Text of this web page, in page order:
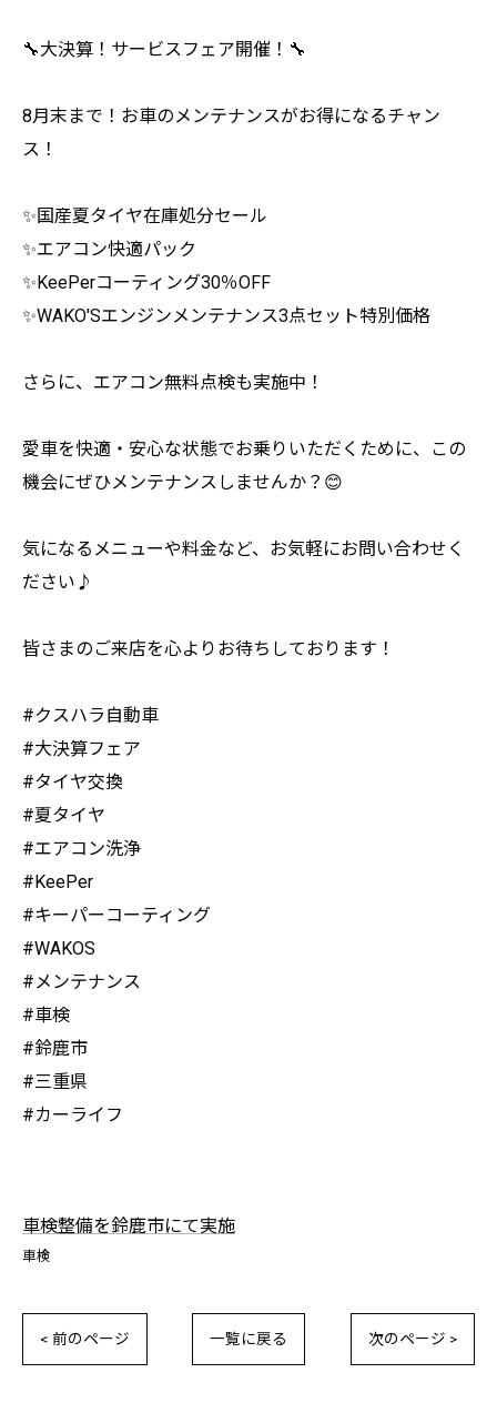
🔧大決算！サービスフェア開催！🔧
8月末まで！お車のメンテナンスがお得になるチャン
ス！
✨国産夏タイヤ在庫処分セール
✨エアコン快適パック
✨KeePerコーティング30％OFF
✨WAKO'Sエンジンメンテナンス3点セット特別価格
さらに、エアコン無料点検も実施中！
愛車を快適・安心な状態でお乗りいただくために、この
機会にぜひメンテナンスしませんか？😊
気になるメニューや料金など、お気軽にお問い合わせく
ださい♪
皆さまのご来店を心よりお待ちしております！
#クスハラ自動車
#大決算フェア
#タイヤ交換
#夏タイヤ
#エアコン洗浄
#KeePer
#キーパーコーティング
#WAKOS
#メンテナンス
#車検
#鈴鹿市
#三重県
#カーライフ
車検整備を鈴鹿市にて実施
車検
< 前のページ 一覧に戻る 次のページ >